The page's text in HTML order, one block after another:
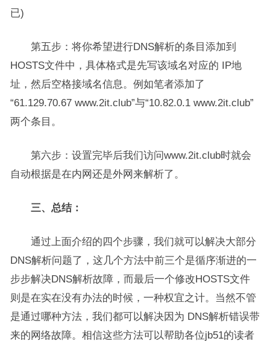
已)
第五步：将你希望进行DNS解析的条目添加到
HOSTS文件中，具体格式是先写该域名对应的 IP地
址，然后空格接域名信息。例如笔者添加了
“61.129.70.67 www.2it.club”与“10.82.0.1 www.2it.club”
两个条目。
第六步：设置完毕后我们访问www.2it.club时就会
自动根据是在内网还是外网来解析了。
三、总结：
通过上面介绍的四个步骤，我们就可以解决大部分
DNS解析问题了，这几个方法中前三个是循序渐进的一
步步解决DNS解析故障，而最后一个修改HOSTS文件
则是在实在没有办法的时候，一种权宜之计。当然不管
是通过哪种方法，我们都可以解决因为 DNS解析错误带
来的网络故障。相信这些方法可以帮助各位jb51的读者